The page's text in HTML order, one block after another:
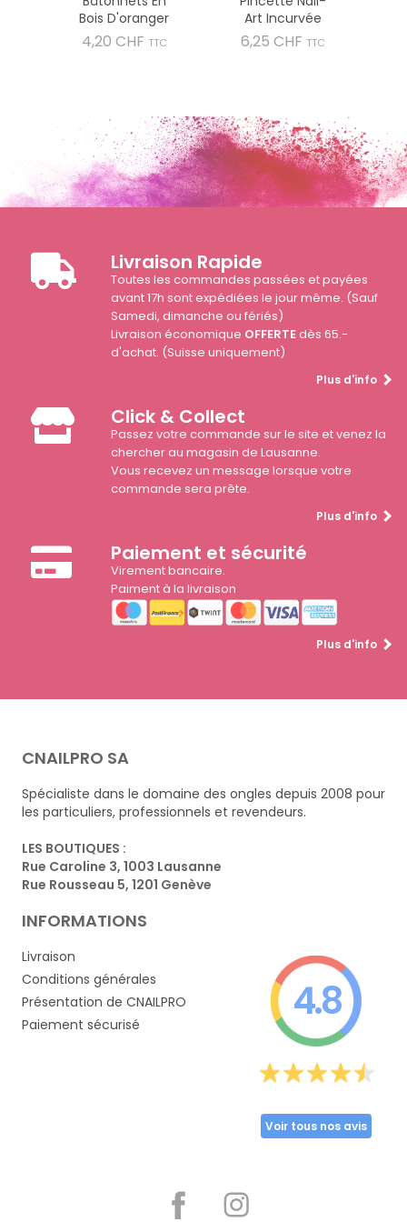
Bois D'oranger
4,20 CHF Prix
TTC
Art Incurvée
6,25 CHF Prix
TTC
Livraison Rapide
Toutes les commandes passées et payées
avant 17h sont expédiées le jour même. (Sauf
Samedi, dimanche ou fériés)
Livraison économique OFFERTEdès 65.-
d'achat. (Suisse uniquement)
Plus d'info
Click & Collect
Passez votre commande sur le site et venez la
chercher au magasin de Lausanne.
Vous recevez un message lorsque votre
commande sera prête.
Plus d'info
Paiement et sécurité
Virement bancaire.
Paiment à la livraison
Plus d'info
CNAILPRO SA
Spécialiste dans le domaine des ongles depuis 2008 pour
les particuliers, professionnels et revendeurs.
LES BOUTIQUES :
Rue Caroline 3, 1003 Lausanne
Rue Rousseau 5, 1201 Genève
INFORMATIONS
Livraison
Conditions générales
Présentation de CNAILPRO
Paiement sécurisé
4.8
Voir tous nos avis